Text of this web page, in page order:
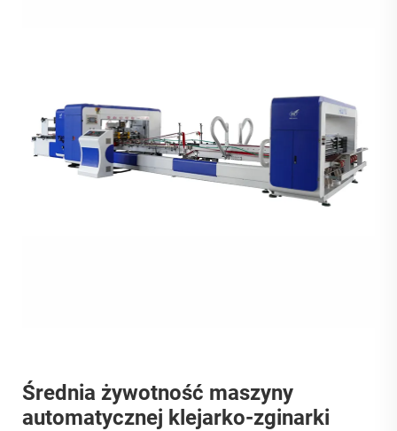
Średnia żywotność maszyny
automatycznej klejarko-zginarki